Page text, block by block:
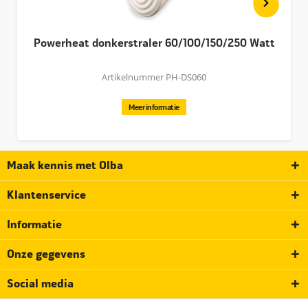
Powerheat donkerstraler 60/100/150/250 Watt
Artikelnummer PH-DS060
Meer informatie
Maak kennis met Olba
Klantenservice
Informatie
Onze gegevens
Social media